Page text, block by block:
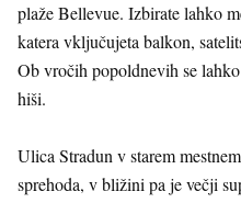
plaže Bellevue. Izbirate lahko
katera vključujeta balkon,
Ob vročih popoldnevih se
hiši.
Ulica Stradun v starem
sprehoda, v bližini pa je večji